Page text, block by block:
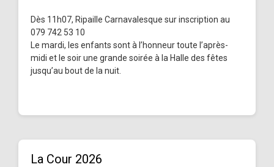
Dès 11h07, Ripaille Carnavalesque sur inscription au
079 742 53 10
Le mardi, les enfants sont à l’honneur toute l’après-
midi et le soir une grande soirée à la Halle des fêtes
jusqu’au bout de la nuit.
La Cour 2026